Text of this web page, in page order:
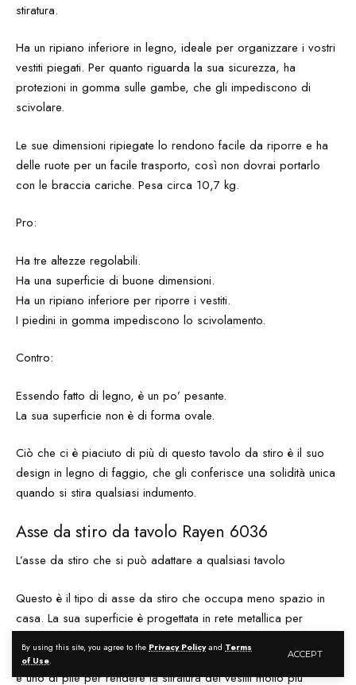
By using this site, you agree to the Privacy Policyand Terms
of Use.
ACCEPT
stiratura.
Ha un ripiano inferiore in legno, ideale per organizzare i vostri
vestiti piegati. Per quanto riguarda la sua sicurezza, ha
protezioni in gomma sulle gambe, che gli impediscono di
scivolare.
Le sue dimensioni ripiegate lo rendono facile da riporre e ha
delle ruote per un facile trasporto, così non dovrai portarlo
con le braccia cariche. Pesa circa 10,7 kg.
Pro:
Ha tre altezze regolabili.
Ha una superficie di buone dimensioni.
Ha un ripiano inferiore per riporre i vestiti.
I piedini in gomma impediscono lo scivolamento.
Contro:
Essendo fatto di legno, è un po’ pesante.
La sua superficie non è di forma ovale.
Ciò che ci è piaciuto di più di questo tavolo da stiro è il suo
design in legno di faggio, che gli conferisce una solidità unica
quando si stira qualsiasi indumento.
Asse da stiro da tavolo Rayen 6036
L’asse da stiro che si può adattare a qualsiasi tavolo
Questo è il tipo di asse da stiro che occupa meno spazio in
casa. La sua superficie è progettata in rete metallica per
rivestimento a tre strati ha uno strato di cotone, uno di schiuma
e uno di pile per rendere la stiratura dei vestiti molto più